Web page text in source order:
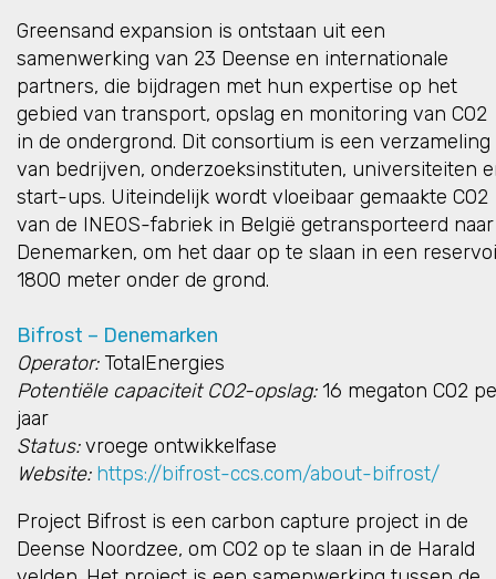
Greensand expansion is ontstaan uit een
samenwerking van 23 Deense en internationale
partners, die bijdragen met hun expertise op het
gebied van transport, opslag en monitoring van CO2
in de ondergrond. Dit consortium is een verzameling
van bedrijven, onderzoeksinstituten, universiteiten
start-ups. Uiteindelijk wordt vloeibaar gemaakte CO2
van de INEOS-fabriek in België getransporteerd naar
Denemarken, om het daar op te slaan in een
1800 meter onder de grond.
Bifrost – Denemarken
Operator:TotalEnergies
Potentiële capaciteit CO2-opslag:16 megaton CO2
jaar
Status:vroege ontwikkelfase
Website: https://bifrost-ccs.com/about-bifrost/
Project Bifrost is een carbon capture project in de
Deense Noordzee, om CO2 op te slaan in de Harald